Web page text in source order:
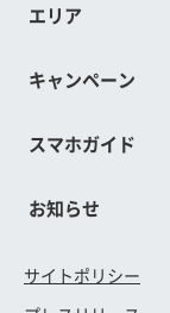
エリア
キャンペーン
スマホガイド
お知らせ
サイトポリシー